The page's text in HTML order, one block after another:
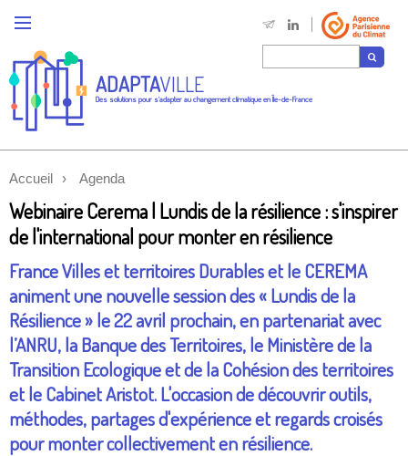
ADAPTAVILLE
Des solutions pour s'adapter au changement climatique en Île-de-France
Accueil Agenda
Webinaire Cerema | Lundis de la résilience : s'inspirer
de l'international pour monter en résilience
France Villes et territoires Durables et le CEREMA
animent une nouvelle session des « Lundis de la
Résilience » le 22 avril prochain, en partenariat avec
l’ANRU, la Banque des Territoires, le Ministère de la
Transition Ecologique et de la Cohésion des territoires
et le Cabinet Aristot. L'occasion de découvrir outils,
méthodes, partages d'expérience et regards croisés
pour monter collectivement en résilience.